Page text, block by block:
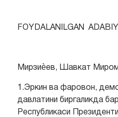
FOYDALANILGAN
Мирзиѐев, Шавкат
1.Эркин ва фаровон,
давлатини биргаликда
Республикаси